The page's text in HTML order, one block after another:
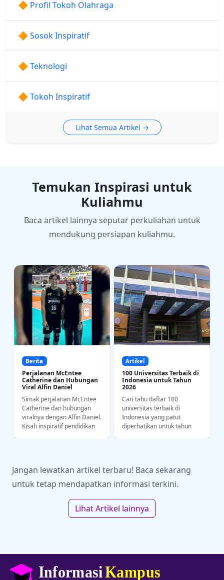
🔶 Profil Tokoh Olahraga
🔶 Sosok Inspiratif
🔶 Teknologi
🔶 Tokoh Inspiratif
Lihat Semua Artikel →
Temukan Inspirasi untuk
Kuliahmu
Baca artikel lainnya seputar perkuliahan untuk
mendukung persiapan kuliahmu.
Berita
Perjalanan McEntee
Catherine dan Hubungan
Viral Alfin Daniel
Simak perjalanan McEntee
Catherine dan hubungan
viralnya dengan Alfin Daniel.
Kisah inspiratif pendidikan
Artikel
100 Universitas Terbaik di
Indonesia untuk Tahun
2026
Cari tahu daftar 100
universitas terbaik di
Indonesia yang patut
diperhatikan untuk tahun
Jangan lewatkan artikel terbaru! Baca sekarang
untuk tetap mendapatkan informasi terkini.
Lihat Artikel lainnya